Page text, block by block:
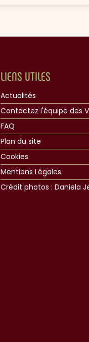
LIENS UTILES
Actualités
Contactez l'équipe des
FAQ
Plan du site
Cookies
Mentions Légales
Crédit photos : Daniela